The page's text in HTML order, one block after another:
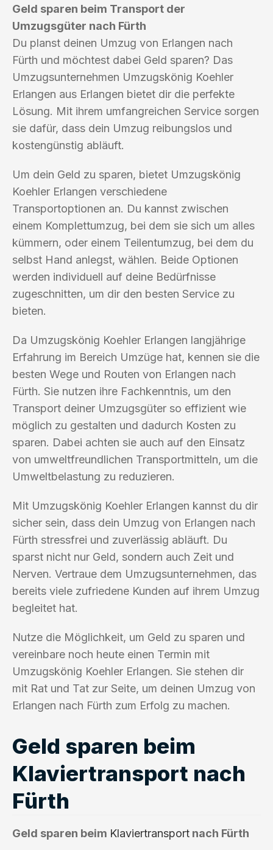
Geld sparen beim Transport der
Umzugsgüter nach Fürth
Du planst deinen Umzug von Erlangen nach
Fürth und möchtest dabei Geld sparen? Das
Umzugsunternehmen Umzugskönig Koehler
Erlangen aus Erlangen bietet dir die perfekte
Lösung. Mit ihrem umfangreichen Service sorgen
sie dafür, dass dein Umzug reibungslos und
kostengünstig abläuft.
Um dein Geld zu sparen, bietet Umzugskönig
Koehler Erlangen verschiedene
Transportoptionen an. Du kannst zwischen
einem Komplettumzug, bei dem sie sich um alles
kümmern, oder einem Teilentumzug, bei dem du
selbst Hand anlegst, wählen. Beide Optionen
werden individuell auf deine Bedürfnisse
zugeschnitten, um dir den besten Service zu
bieten.
Da Umzugskönig Koehler Erlangen langjährige
Erfahrung im Bereich Umzüge hat, kennen sie die
besten Wege und Routen von Erlangen nach
Fürth. Sie nutzen ihre Fachkenntnis, um den
Transport deiner Umzugsgüter so effizient wie
möglich zu gestalten und dadurch Kosten zu
sparen. Dabei achten sie auch auf den Einsatz
von umweltfreundlichen Transportmitteln, um die
Umweltbelastung zu reduzieren.
Mit Umzugskönig Koehler Erlangen kannst du dir
sicher sein, dass dein Umzug von Erlangen nach
Fürth stressfrei und zuverlässig abläuft. Du
sparst nicht nur Geld, sondern auch Zeit und
Nerven. Vertraue dem Umzugsunternehmen, das
bereits viele zufriedene Kunden auf ihrem Umzug
begleitet hat.
Nutze die Möglichkeit, um Geld zu sparen und
vereinbare noch heute einen Termin mit
Umzugskönig Koehler Erlangen. Sie stehen dir
mit Rat und Tat zur Seite, um deinen Umzug von
Erlangen nach Fürth zum Erfolg zu machen.
Geld sparen beim
Klaviertransport nach
Fürth
Geld sparen beim Klaviertransport nach Fürth